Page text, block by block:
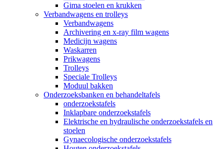
Gima stoelen en krukken
Verbandwagens en trolleys
Verbandwagens
Archivering en x-ray film wagens
Medicijn wagens
Waskarren
Prikwagens
Trolleys
Speciale Trolleys
Moduul bakken
Onderzoeksbanken en behandeltafels
onderzoekstafels
Inklapbare onderzoekstafels
Elektrische en hydraulische onderzoekstafels en
stoelen
Gynaecologische onderzoekstafels